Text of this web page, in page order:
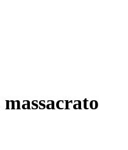
massacrato